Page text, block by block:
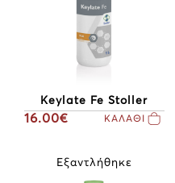
Keylate Fe Stoller
16.00€ ΚΑΛΑΘΙ
Εξαντλήθηκε